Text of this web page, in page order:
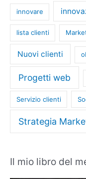
innovare
lista clienti
Nuovi clienti
Progetti web
Servizio clienti
Strategia
Il mio libro del